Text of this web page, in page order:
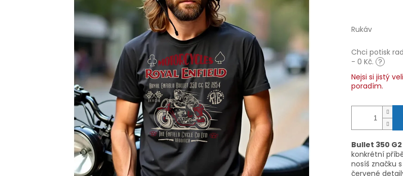
Rukáv
Chci potisk
- 0 Kč. ?
Nejsi si jistý
poradím.
Bullet 350
konkrétní
nosíš značku
červené